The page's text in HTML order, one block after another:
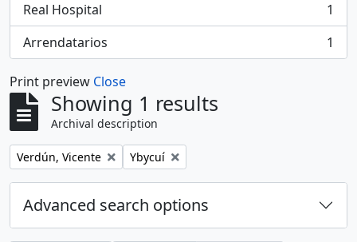
Real Hospital
, 1 results
1
Arrendatarios
, 1 results 1
Print preview Close
Showing 1 results
Archival description
Remove filter:
Verdún, Vicente Remove filter:
Ybycuí
Advanced search options